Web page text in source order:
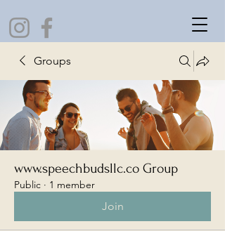
Groups
www.speechbudsllc.co Group
Public · 1 member
Join